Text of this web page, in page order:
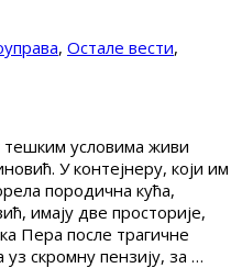
, Остале вести,
условима живи
У контејнеру, који им
породична кућа,
имају две просторије,
Пера после трагичне
скромну пензију, за …